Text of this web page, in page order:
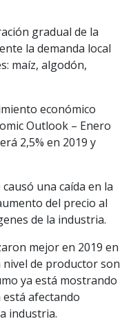
gradual de la
la demanda local
maíz, algodón,
económico
Outlook – Enero
2,5% en 2019 y
una caída en la
del precio al
de la industria.
mejor en 2019 en
nivel de productor son
ya está mostrando
afectando
industria.